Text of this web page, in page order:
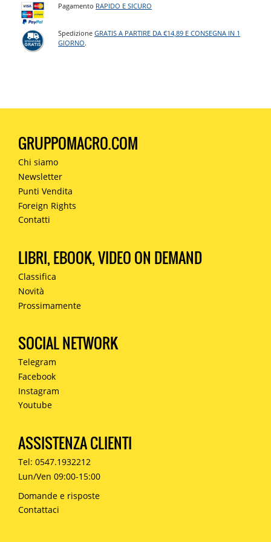
Pagamento RAPIDO E SICURO
SpedizioneGRATIS A PARTIRE DA €14,89 E CONSEGNA IN 1
GIORNO.
GRUPPOMACRO.COM
Chi siamo
Newsletter
Punti Vendita
Foreign Rights
Contatti
LIBRI, EBOOK, VIDEO ON DEMAND
Classifica
Novità
Prossimamente
SOCIAL NETWORK
Telegram
Facebook
Instagram
Youtube
ASSISTENZA CLIENTI
Tel: 0547.1932212
Lun/Ven 09:00-15:00
Domande e risposte
Contattaci